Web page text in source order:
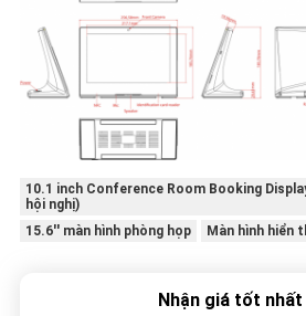
10.1 inch Conference Room Booking
hội nghị)
15.6'' màn hình phòng họp
Màn hình hiển
Nhận giá tốt nhất